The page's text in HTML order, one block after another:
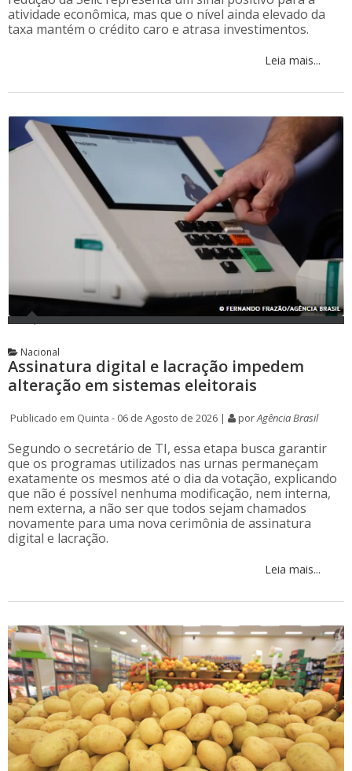
atividade econômica, mas que o nível ainda elevado da
taxa mantém o crédito caro e atrasa investimentos.
Leia mais...
Nacional
Assinatura digital e lacração impedem
alteração em sistemas eleitorais
Publicado em Quinta - 06 de Agosto de 2026 | porAgência Brasil
Segundo o secretário de TI, essa etapa busca garantir
que os programas utilizados nas urnas permaneçam
exatamente os mesmos até o dia da votação, explicando
que não é possível nenhuma modificação, nem interna,
nem externa, a não ser que todos sejam chamados
novamente para uma nova cerimônia de assinatura
digital e lacração.
Leia mais...